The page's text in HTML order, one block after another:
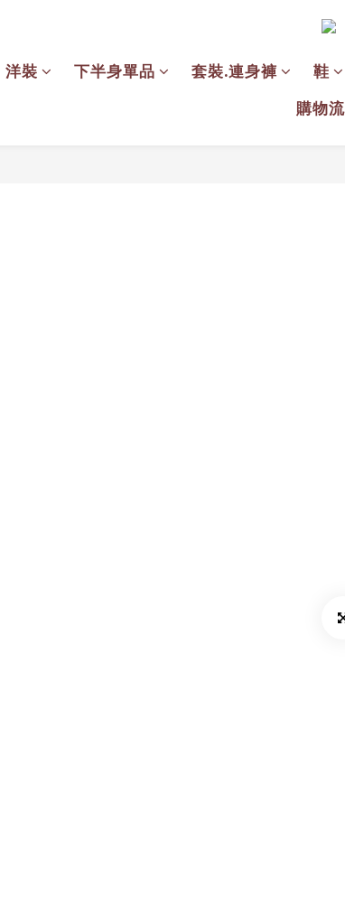
洋裝 下半身單品 套裝.連身褲 鞋
購物